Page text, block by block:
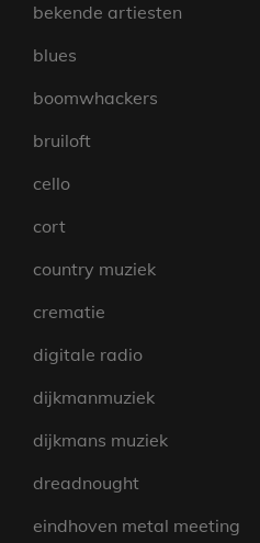
bekende artiesten
blues
boomwhackers
bruiloft
cello
cort
country muziek
crematie
digitale radio
dijkmanmuziek
dijkmans muziek
dreadnought
eindhoven metal meeting